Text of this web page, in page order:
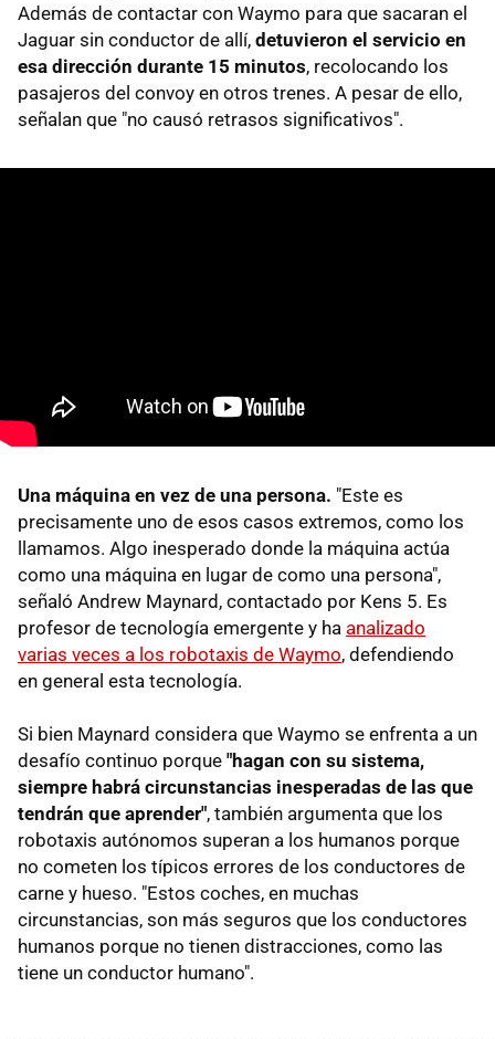
Además de contactar con Waymo para que sacaran el
Jaguar sin conductor de allí, detuvieron el servicio en
esa dirección durante 15 minutos, recolocando los
pasajeros del convoy en otros trenes. A pesar de ello,
señalan que "no causó retrasos significativos".
Una máquina en vez de una persona. "Este es
precisamente uno de esos casos extremos, como los
llamamos. Algo inesperado donde la máquina actúa
como una máquina en lugar de como una persona",
señaló Andrew Maynard, contactado por Kens 5. Es
profesor de tecnología emergente y ha analizado
varias veces a los robotaxis de Waymo, defendiendo
en general esta tecnología.
Si bien Maynard considera que Waymo se enfrenta a un
desafío continuo porque "hagan con su sistema,
siempre habrá circunstancias inesperadas de las que
tendrán que aprender", también argumenta que los
robotaxis autónomos superan a los humanos porque
no cometen los típicos errores de los conductores de
carne y hueso. "Estos coches, en muchas
circunstancias, son más seguros que los conductores
humanos porque no tienen distracciones, como las
tiene un conductor humano".